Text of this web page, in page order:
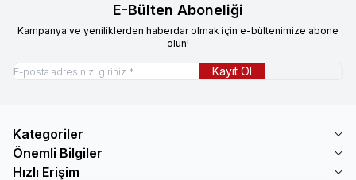
E-Bülten Aboneliği
Kampanya ve yeniliklerden haberdar olmak için e-bültenimize abone
olun!
Kayıt Ol
Kategoriler
Önemli Bilgiler
Hızlı Erişim